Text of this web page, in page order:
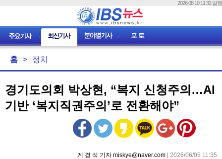
2026.08.10 11:32 발행
홈 > 정치
경기도의회 박상현, “복지 신청주의…AI
기반 ‘복지직권주의’로 전환해야”
계 경 석 기자 miskye@naver.com | 2026/06/05 11:35